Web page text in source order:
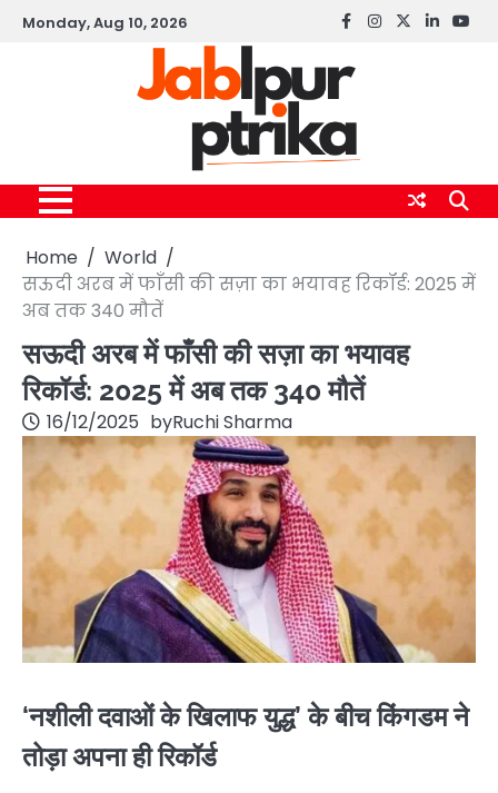
SkipMonday, Aug 10, 2026 Facebook
instagram
twitterlinkedin
Home
World
सऊदी अरब में फाँसी की सज़ा का भयावह रिकॉर्ड: 2025 में
अब तक 340 मौतें
सऊदी अरब में फाँसी की सज़ा का भयावह
रिकॉर्ड: 2025 में अब तक 340 मौतें
16/12/2025 byRuchi Sharma
‘नशीली दवाओं के खिलाफ युद्ध’ के बीच किंगडम ने
तोड़ा अपना ही रिकॉर्ड